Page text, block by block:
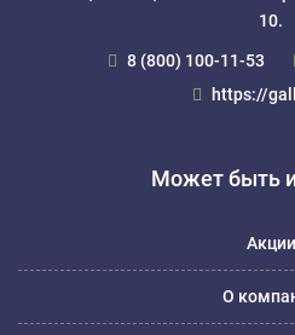
10.
8 (800) 100-11-53
https://
Может быть
Акции
О